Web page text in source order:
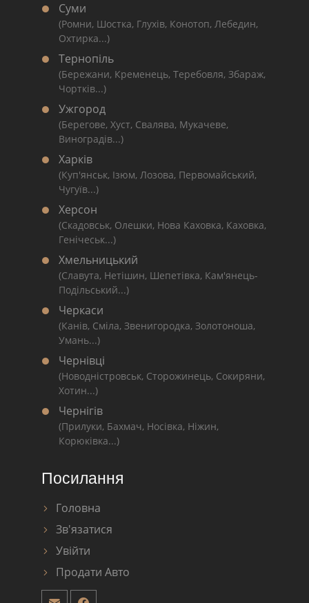
Суми
(Ромни, Шостка, Глухів, Конотоп, Лебедин,
Охтирка...)
Тернопіль
(Бережани, Кременець, Теребовля, Збараж,
Чортків...)
Ужгород
(Берегове, Хуст, Свалява, Мукачеве,
Виноградів...)
Харків
(Куп'янськ, Ізюм, Лозова, Первомайський,
Чугуїв...)
Херсон
(Скадовськ, Олешки, Нова Каховка, Каховка,
Генічеськ...)
Хмельницький
(Славута, Нетішин, Шепетівка, Кам'янець-
Подільський...)
Черкаси
(Канів, Сміла, Звенигородка, Золотоноша,
Умань...)
Чернівці
(Новодністровськ, Сторожинець, Сокиряни,
Хотин...)
Чернігів
(Прилуки, Бахмач, Носівка, Ніжин,
Корюківка...)
Посилання
Головна
Зв'язатися
Увійти
Продати Авто